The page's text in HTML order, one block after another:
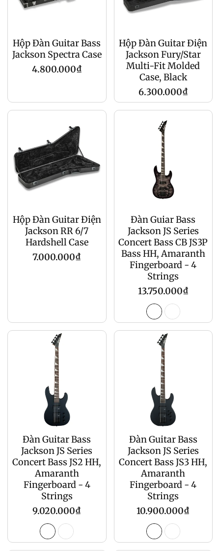
Hộp Đàn Guitar Bass
Jackson Spectra Case
Giá
4.800.000₫
Hộp Đàn Guitar Điện
Jackson Fury/Star
Multi-Fit Molded
Case, Black
Giá
6.300.000₫
Hộp Đàn Guitar Điện
Jackson RR 6/7
Hardshell Case
Giá
7.000.000₫
Đàn Guiar Bass
Jackson JS Series
Concert Bass CB JS3P
Bass HH, Amaranth
Fingerboard - 4
Strings
Giá
gốc
13.750.000₫
Đàn Guitar Bass
Jackson JS Series
Concert Bass JS2 HH,
Amaranth
Fingerboard - 4
Strings
Giá
gốc
9.020.000₫
Đàn Guitar Bass
Jackson JS Series
Concert Bass JS3 HH,
Amaranth
Fingerboard - 4
Strings
Giá
gốc
10.900.000₫